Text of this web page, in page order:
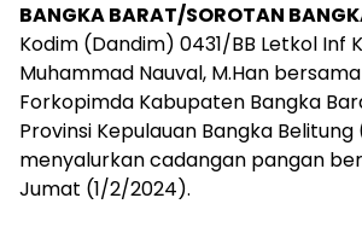
BANGKA BARAT/SOROTAN
Kodim (Dandim) 0431/BB Letkol Inf
Muhammad Nauval, M.Han
Forkopimda Kabupaten Bangka
Provinsi Kepulauan Bangka
menyalurkan cadangan pangan
Jumat (1/2/2024).